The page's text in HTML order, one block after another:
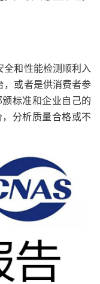
全和性能检测顺利入
，或者是供消费者参
标准和企业自己的
分析质量合格或不